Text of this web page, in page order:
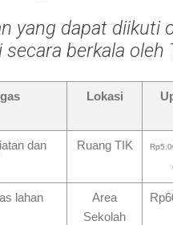
yang dapat diikuti
berkala oleh
Lokasi
dan
Ruang TIK
lahan
Area
Sekolah